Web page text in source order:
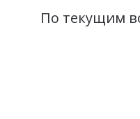
По текущим